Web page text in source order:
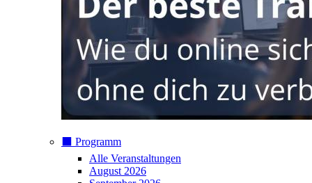
⬛️ Programm
Alle Veranstaltungen
August 2026